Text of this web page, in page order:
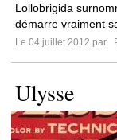
Lollobrigida
démarre vraiment
Le 04 juillet 2012 par
Ulysse